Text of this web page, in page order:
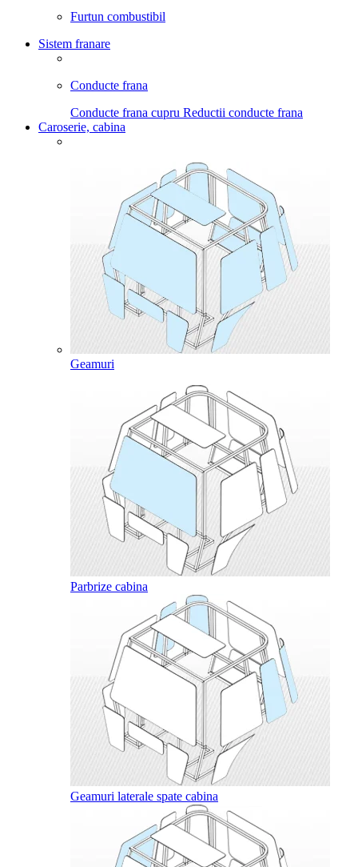
Furtun combustibil
Sistem franare
Conducte frana
Conducte frana cupru Reductii conducte frana
Caroserie, cabina
Geamuri
Parbrize cabina
Geamuri laterale spate cabina